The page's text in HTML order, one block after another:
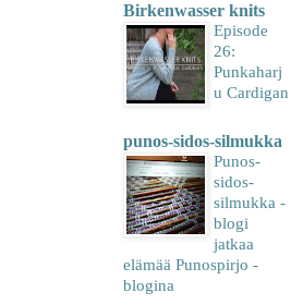
Birkenwasser knits
Episode
26:
Punkaharj
u Cardigan
punos-sidos-silmukka
Punos-
sidos-
silmukka -
blogi
jatkaa
elämää Punospirjo -
blogina